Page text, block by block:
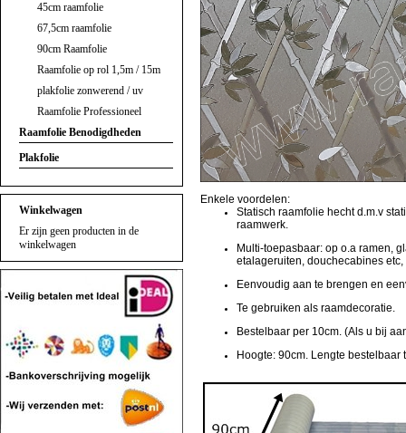
45cm raamfolie
67,5cm raamfolie
90cm Raamfolie
Raamfolie op rol 1,5m / 15m
plakfolie zonwerend / uv
Raamfolie Professioneel
Raamfolie Benodigdheden
Plakfolie
Winkelwagen
Er zijn geen producten in de
winkelwagen
Enkele voordelen:
Statisch raamfolie hecht d.m.v
raamwerk.
Multi-toepasbaar: op o.a ramen,
etalageruiten, douchecabines
Eenvoudig aan te brengen en
Te gebruiken als raamdecoratie.
Bestelbaar per 10cm. (Als u bij
Hoogte: 90cm. Lengte bestelbaar